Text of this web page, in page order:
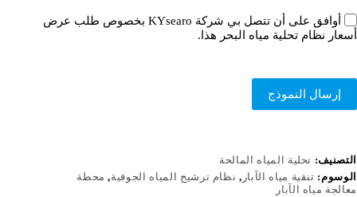
أوافق على أن تتصل بي شركة KYsearo بخصوص طلب عرض
أسعار نظام تحلية مياه البحر هذا.
إرسال النموذج
التصنيف: تحلية المياه المالحة
الوسوم: تنقية مياه الآبار , نظام ترشيح المياه الجوفية, محطة
معالجة مياه الآبار